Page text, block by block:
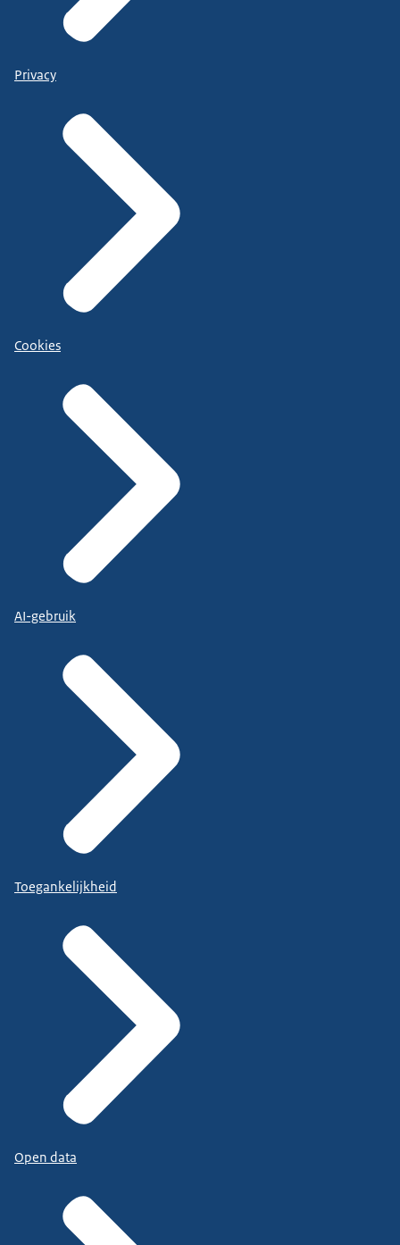
Privacy
Cookies
AI-gebruik
Toegankelijkheid
Open data